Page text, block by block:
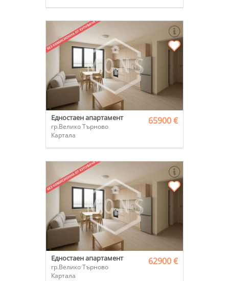
Едностаен апартамент
гр.Велико Търново
Картала
65900 €
Едностаен апартамент
гр.Велико Търново
Картала
62900 €